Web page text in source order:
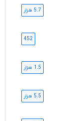
5.7 هزار
452
1.5 هزار
5.5 هزار